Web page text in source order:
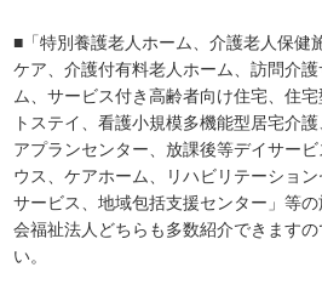
■「特別養護老人ホーム、介護老人保健
ケア、介護付有料老人ホーム、訪問介
ム、サービス付き高齢者向け住宅、住
トステイ、看護小規模多機能型居宅介
アプランセンター、放課後等デイサー
ウス、ケアホーム、リハビリテーショ
サービス、地域包括支援センター」等
会福祉法人どちらも多数紹介できます
い。